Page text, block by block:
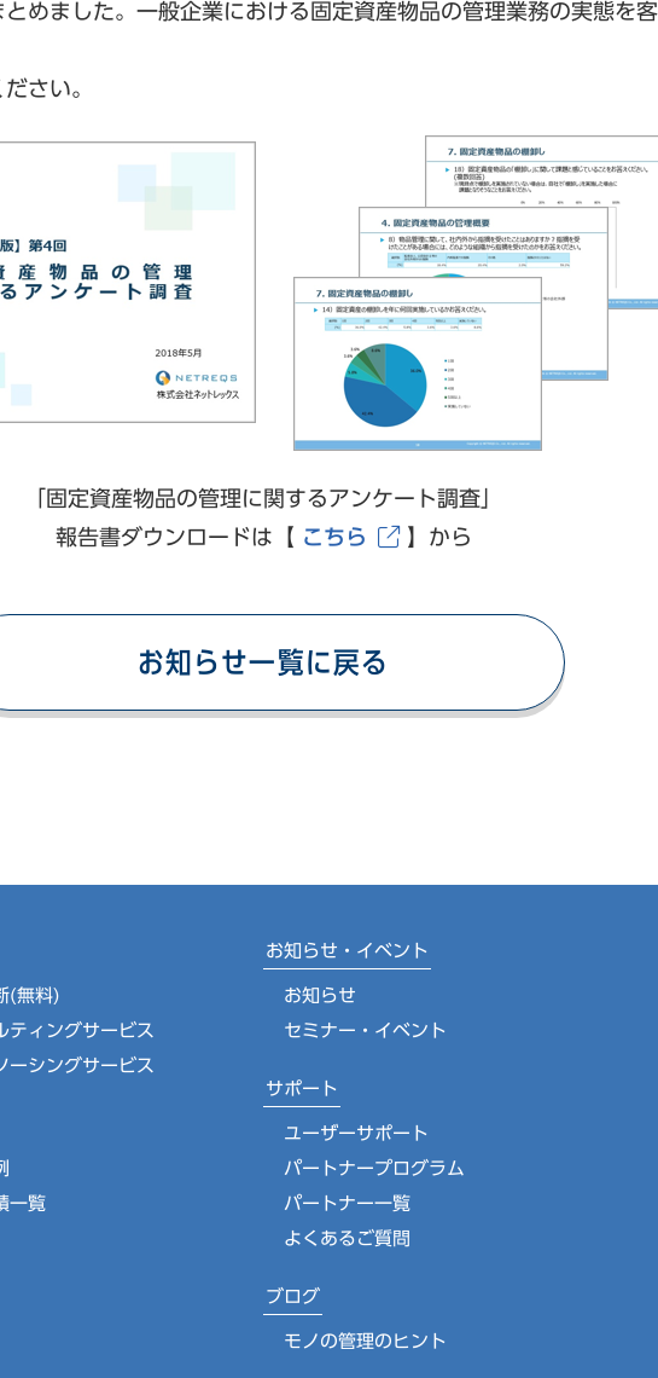
めました。一般企業における固定資産物品の管理業務の実態を
さい。
「固定資産物品の管理に関するアンケート調査」
報告書ダウンロードは 【 こちら 】 から
お知らせ一覧に戻る
(無料)
ティングサービス
ーシングサービス
一覧
お知らせ・イベント
お知らせ
セミナー・イベント
サポート
ユーザーサポート
パートナープログラム
パートナー一覧
よくあるご質問
ブログ
モノの管理のヒント